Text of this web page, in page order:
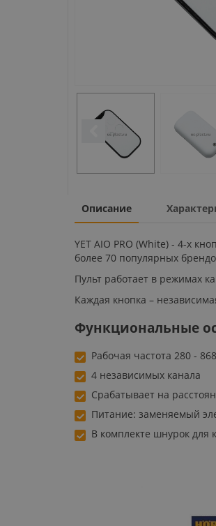
Описание
YET AIO PRO (White) - 4-х
более 70 популярных
Пульт работает в режимах
Каждая кнопка –
Функциональные
Рабочая частота 280 -
4 независимых канала
Срабатывает на
Питание: заменяемый
В комплекте шнурок для